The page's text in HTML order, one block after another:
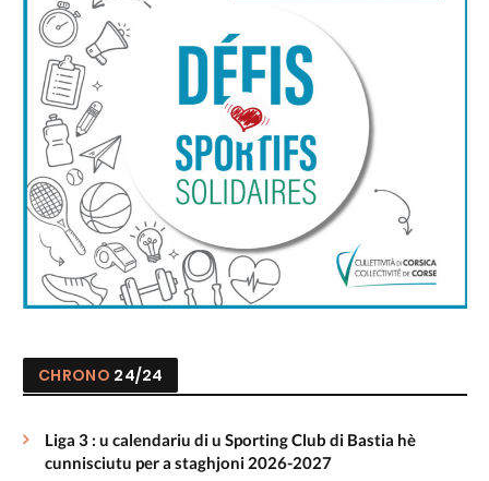
CHRONO 24/24
Liga 3 : u calendariu di u Sporting Club di Bastia hè
cunnisciutu per a staghjoni 2026-2027